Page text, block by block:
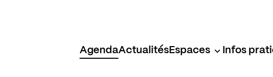
AgendaActualitésEspaces Infos